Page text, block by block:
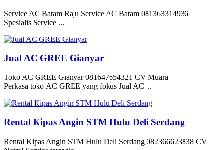
Service AC Batam Raju Service AC Batam 081363314936
Spesialis Service ...
Jual AC GREE Gianyar
Toko AC GREE Gianyar 081647654321 CV Muara
Perkasa toko AC GREE yang fokus Jual AC ...
Rental Kipas Angin STM Hulu Deli Serdang
Rental Kipas Angin STM Hulu Deli Serdang 082366623838 CV